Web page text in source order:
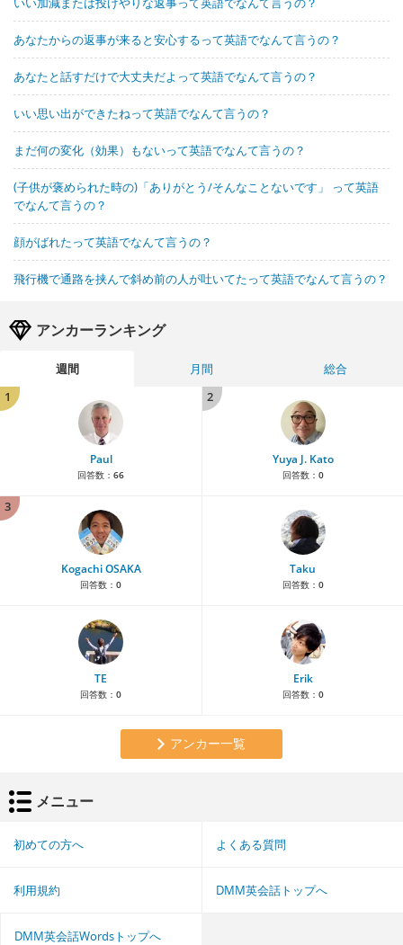
あなたからの返事が来ると安心するって英語でなんて言うの？
あなたと話すだけで大丈夫だよって英語でなんて言うの？
いい思い出ができたねって英語でなんて言うの？
まだ何の変化（効果）もないって英語でなんて言うの？
(子供が褒められた時の)「ありがとう/そんなことないです」 って英語
でなんて言うの？
顔がばれたって英語でなんて言うの？
飛行機で通路を挟んで斜め前の人が吐いてたって英語でなんて言うの？
アンカーランキング
週間 月間
総合
1
Paul
回答数： 66
2
Yuya J. Kato
回答数： 0
3
Kogachi OSAKA
回答数： 0
Taku
回答数： 0
TE
回答数： 0
Erik
回答数： 0
アンカー一覧
メニュー
初めての方へ よくある質問
利用規約 DMM英会話トップへ
DMM英会話Wordsトップへ